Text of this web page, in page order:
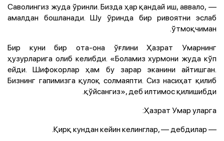
— Саволингиз жуда ўринли. Бизда ҳар қандай иш, аввало,
амалдан бошланади. Шу ўринда бир ривоятни эслаб
ўтмоқчиман.
Бир куни бир ота-она ўғлини Ҳазрат Умарнинг
ҳузурларига олиб келибди. «Боламиз хурмони жуда кўп
ейди. Шифокорлар ҳам бу зарар эканини айтишган.
Бизнинг гапимизга қулоқ солмаяпти. Сиз насиҳат қилиб
қўйсангиз», деб илтимос қилишибди.
Ҳазрат Умар уларга:
— Қирқ кундан кейин келинглар, — дебдилар.